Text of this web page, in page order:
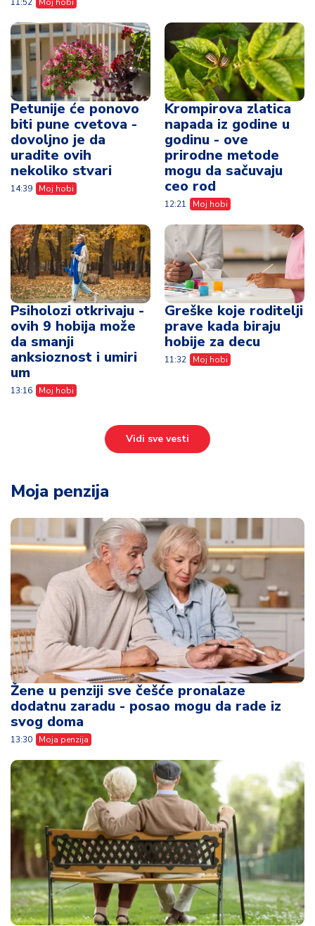
11:52 Moj hobi
Petunije će ponovo
biti pune cvetova -
dovoljno je da
uradite ovih
nekoliko stvari
14:39 Moj hobi
Krompirova zlatica
napada iz godine u
godinu - ove
prirodne metode
mogu da sačuvaju
ceo rod
12:21 Moj hobi
Psiholozi otkrivaju -
ovih 9 hobija može
da smanji
anksioznost i umiri
um
13:16 Moj hobi
Greške koje roditelji
prave kada biraju
hobije za decu
11:32 Moj hobi
Vidi sve vesti
Moja penzija
Žene u penziji sve češće pronalaze
dodatnu zaradu - posao mogu da rade iz
svog doma
13:30 Moja penzija